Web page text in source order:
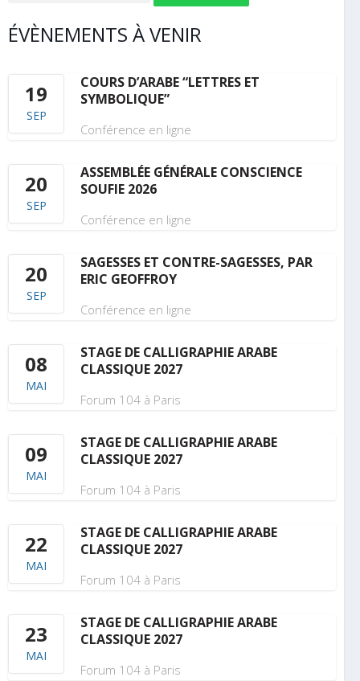
ÉVÈNEMENTS À VENIR
19
SEP
COURS D’ARABE “LETTRES ET
SYMBOLIQUE”
Conférence en ligne
20
SEP
ASSEMBLÉE GÉNÉRALE CONSCIENCE
SOUFIE 2026
Conférence en ligne
20
SEP
SAGESSES ET CONTRE-SAGESSES, PAR
ERIC GEOFFROY
Conférence en ligne
08
MAI
STAGE DE CALLIGRAPHIE ARABE
CLASSIQUE 2027
Forum 104 à Paris
09
MAI
STAGE DE CALLIGRAPHIE ARABE
CLASSIQUE 2027
Forum 104 à Paris
22
MAI
STAGE DE CALLIGRAPHIE ARABE
CLASSIQUE 2027
Forum 104 à Paris
23
MAI
STAGE DE CALLIGRAPHIE ARABE
CLASSIQUE 2027
Forum 104 à Paris